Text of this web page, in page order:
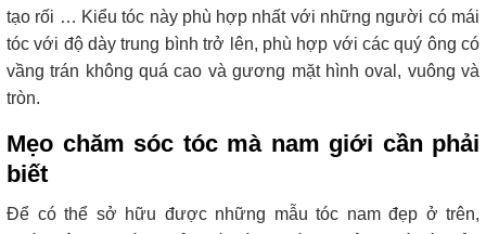
tạo rối … Kiểu tóc này phù hợp nhất với những người có mái
tóc với độ dày trung bình trở lên, phù hợp với các quý ông có
vầng trán không quá cao và gương mặt hình oval, vuông và
tròn.
Mẹo chăm sóc tóc mà nam giới cần phải
biết
Để có thể sở hữu được những mẫu tóc nam đẹp ở trên,